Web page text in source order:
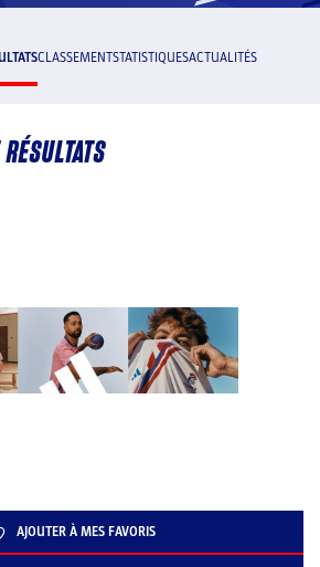
CLASSEMENTSTATISTIQUESACTUALITÉS
AJOUTER À MES FAVORIS